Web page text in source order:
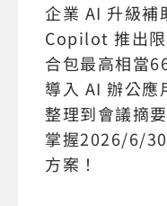
企業 AI 升級
Copilot 推出
合包最高相當
導入 AI 辦公
整理到會議摘
掌握2026/6/
方案！